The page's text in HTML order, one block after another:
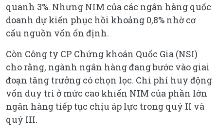
quanh 3%. Nhưng NIM của các ngân hàng quốc
doanh dự kiến phục hồi khoảng 0,8% nhờ cơ
cấu nguồn vốn ổn định.
Còn Công ty CP Chứng khoán Quốc Gia (NSI)
cho rằng, ngành ngân hàng đang bước vào giai
đoạn tăng trưởng có chọn lọc. Chi phí huy động
vốn duy trì ở mức cao khiến NIM của phần lớn
ngân hàng tiếp tục chịu áp lực trong quý II và
quý III.